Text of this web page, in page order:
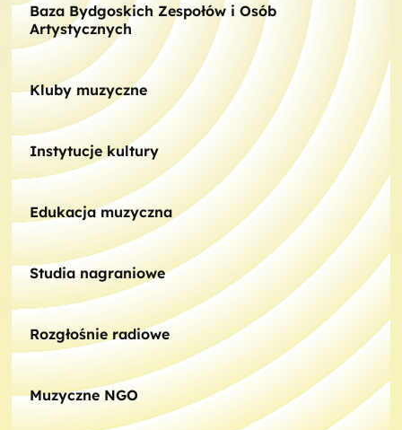
Baza Bydgoskich Zespołów i Osób
Artystycznych
Kluby muzyczne
Instytucje kultury
Edukacja muzyczna
Studia nagraniowe
Rozgłośnie radiowe
Muzyczne NGO